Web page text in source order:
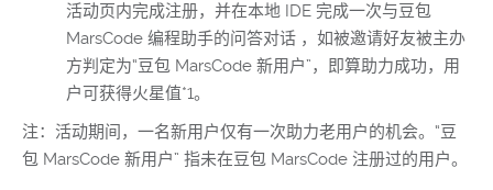
活动页内完成注册，并在本地 IDE 完成一次与豆包
MarsCode 编程助手的问答对话 ，如被邀请好友被主办
方判定为“豆包 MarsCode 新用户”，即算助力成功，用
户可获得火星值*1。
注：活动期间，一名新用户仅有一次助力老用户的机会。“豆
包 MarsCode 新用户” 指未在豆包 MarsCode 注册过的用户。